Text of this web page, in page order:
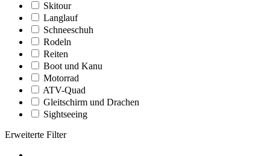
Skitour
Langlauf
Schneeschuh
Rodeln
Reiten
Boot und Kanu
Motorrad
ATV-Quad
Gleitschirm und Drachen
Sightseeing
Erweiterte Filter